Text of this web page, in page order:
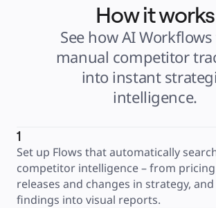
How it works
See how AI
manual competitor
into instant
intelligence.
1
Set up Flows that automatically
competitor intelligence – from
releases and changes in strategy,
findings into visual reports.